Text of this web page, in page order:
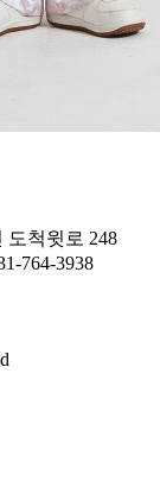
도척윗로 248
764-3938